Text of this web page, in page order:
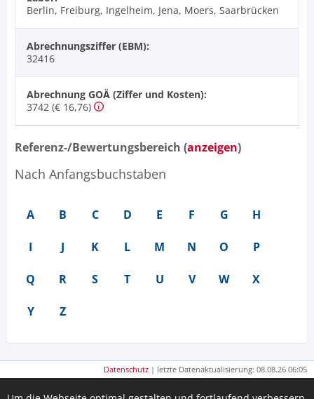
Berlin, Freiburg, Ingelheim, Jena, Moers, Saarbrücken
Abrechnungsziffer (EBM):
32416
Abrechnung GOÄ (Ziffer und Kosten):
3742 (€ 16,76)
Referenz-/Bewertungsbereich (anzeigen)
Nach Anfangsbuchstaben
A B C D E F G H
I J K L M N O P
Q R S T U V W X
Y Z
Datenschutz | letzte Datenaktualisierung: 08.08.26 06:05